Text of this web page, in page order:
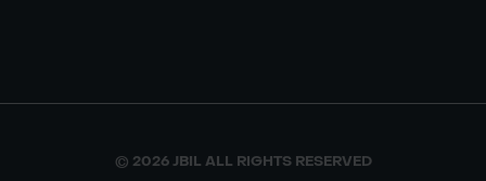
© 2026 JBIL ALL RIGHTS RESERVED